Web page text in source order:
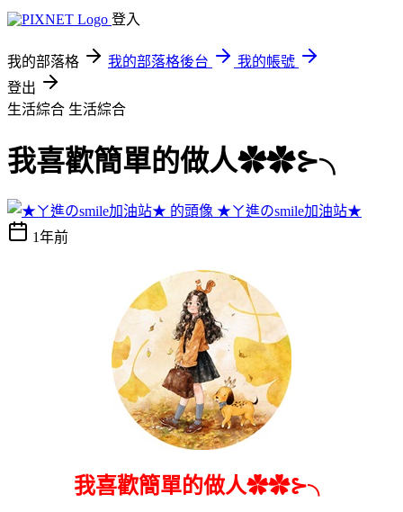
登入
我的部落格 我的部落格後台
我的帳號
登出
生活綜合 生活綜合
我喜歡簡單的做人✿✿⊱╮
★ㄚ進のsmile加油站★
1年前
我喜歡簡單的做人✿✿⊱╮